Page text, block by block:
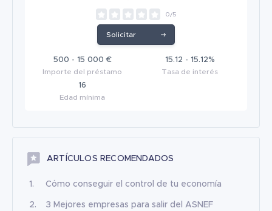
0/5
Solicitar
500 - 15 000 €
Importe del préstamo
15.12 - 15.12%
Tasa de interés
16
Edad mínima
ARTÍCULOS RECOMENDADOS
Cómo conseguir el control de tu economía
3 Mejores empresas para salir del ASNEF